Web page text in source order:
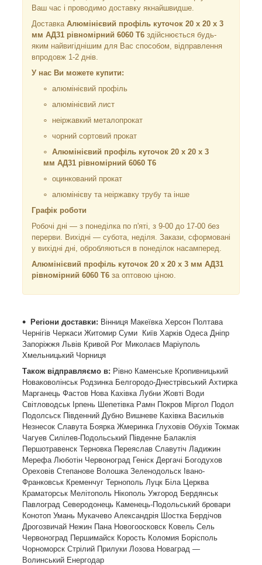
Ваш час і проводимо доставку якнайшвидше.
Доставка Алюмінієвий профіль куточок 20 х 20 х 3
мм АД31 рівномірний 6060 Т6 здійснюється будь-
яким найвигіднішим для Вас способом, відправлення
впродовж 1-2 днів.
У нас Ви можете купити:
алюмінієвий профіль
алюмінієвий лист
неіржавкий металопрокат
чорний сортовий прокат
Алюмінієвий профіль куточок 20 х 20 х 3
мм АД31 рівномірний 6060 Т6
оцинкований прокат
алюмінієву та неіржавку трубу та інше
Графік роботи
Робочі дні — з понеділка по п'яті, з 9-00 до 17-00 без
перерви. Вихідні — субота, неділя. Закази, сформовані
у вихідні дні, обробляються в понеділок насамперед.
Алюмінієвий профіль куточок 20 х 20 х 3 мм АД31
рівномірний 6060 Т6 за оптовою ціною.
Регіони доставки: Вінниця Макеївка Херсон Полтава
Чернігів Черкаси Житомир Суми Київ Харків Одеса Дніпр
Запоріжжя Львів Кривой Рог Миколаєв Маріуполь
Хмельницький Чорниця
Також відправляємо в: Рівно Каменське Кропивницький
Новаковолінськ Родзинка Белгородо-Днестрівський Ахтирка
Марганець Фастов Нова Кахівка Лубни Жовті Води
Світловодськ Ірпень Шепетівка Рамн Покров Міргол Подол
Подолсьск Південний Дубно Вишневе Кахівка Васильків
Незнесок Славута Боярка Жмеринка Глуховів Обухів Токмак
Чагуев Силілев-Подольський Південне Балаклія
Першотравенск Терновка Переяслав Славутіч Ладижин
Мерефа Люботін Червоноград Геніск Дергачі Богодухов
Ореховів Степанове Волошка Зеленодольск Івано-
Франковськ Кременчуг Тернополь Луцк Біла Церква
Краматорськ Мелітополь Нікополь Ужгород Бердянськ
Павлоград Северодонець Каменець-Подольський бровари
Конотоп Умань Мукачево Александрія Шостка Бердічов
Дрогозвичай Нежин Пана Новогоосковск Ковель Сель
Червоноград Першимайск Корость Коломия Борісполь
Чорноморск Стрілий Прилуки Лозова Новаград —
Волинський Енергодар